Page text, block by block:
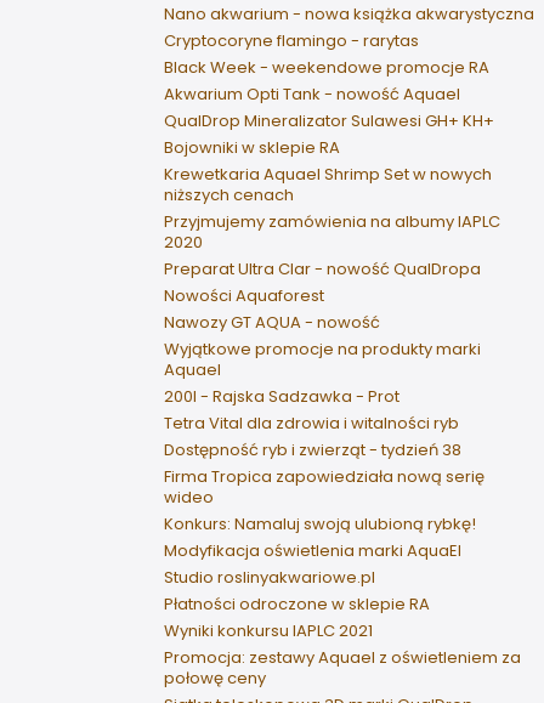
Nano akwarium - nowa książka akwarystyczna
Cryptocoryne flamingo - rarytas
Black Week - weekendowe promocje RA
Akwarium Opti Tank - nowość Aquael
QualDrop Mineralizator Sulawesi GH+ KH+
Bojowniki w sklepie RA
Krewetkaria Aquael Shrimp Set w nowych
niższych cenach
Przyjmujemy zamówienia na albumy IAPLC
2020
Preparat Ultra Clar - nowość QualDropa
Nowości Aquaforest
Nawozy GT AQUA - nowość
Wyjątkowe promocje na produkty marki
Aquael
200l - Rajska Sadzawka - Prot
Tetra Vital dla zdrowia i witalności ryb
Dostępność ryb i zwierząt - tydzień 38
Firma Tropica zapowiedziała nową serię
wideo
Konkurs: Namaluj swoją ulubioną rybkę!
Modyfikacja oświetlenia marki AquaEl
Studio roslinyakwariowe.pl
Płatności odroczone w sklepie RA
Wyniki konkursu IAPLC 2021
Promocja: zestawy Aquael z oświetleniem za
połowę ceny